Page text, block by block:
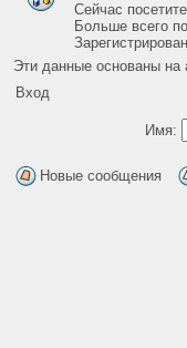
Сейчас
Больше всего
Эти данные основаны на
Вход
Имя:
Новые сообщения